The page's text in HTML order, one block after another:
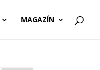
MAGAZÍN